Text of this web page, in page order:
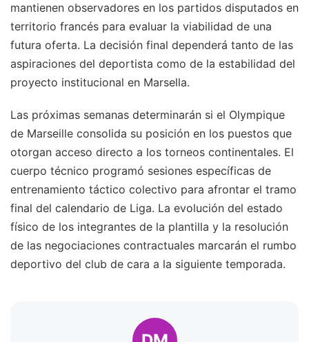
mantienen observadores en los partidos disputados en
territorio francés para evaluar la viabilidad de una
futura oferta. La decisión final dependerá tanto de las
aspiraciones del deportista como de la estabilidad del
proyecto institucional en Marsella.
Las próximas semanas determinarán si el Olympique
de Marseille consolida su posición en los puestos que
otorgan acceso directo a los torneos continentales. El
cuerpo técnico programó sesiones específicas de
entrenamiento táctico colectivo para afrontar el tramo
final del calendario de Liga. La evolución del estado
físico de los integrantes de la plantilla y la resolución
de las negociaciones contractuales marcarán el rumbo
deportivo del club de cara a la siguiente temporada.